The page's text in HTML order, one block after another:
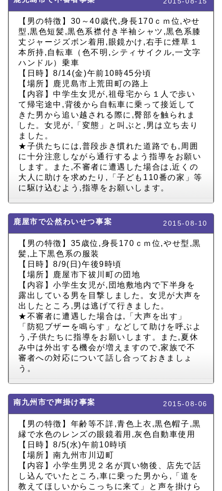
【男の特徴】30～40歳代,身長170ｃｍ位,やせ
型,黒色短髪,黒色系襟付き半袖シャツ,黒色系膝
丈ジャージズボン着用,眼鏡かけ,右手に煙草１
本所持,自転車（色不明,シティサイクル,一文字
ハンドル）乗車
【日時】8/14(金)午前10時45分頃
【場所】鹿児島市上荒田町の路上
【内容】中学生女児が,祖母宅から１人で歩い
て帰宅途中,背後から自転車に乗って接近して
きた男から追い越される際に,臀部を触られま
した。女児が,「変態」と叫ぶと,男は立ち去り
ました。
★子供たちには,普段歩き慣れた道路でも,周囲
に十分注意しながら通行するよう指導をお願い
します。また,不審者に遭遇した場合は,近くの
大人に助けを求めたり,「子ども110番の家」等
に駆け込むよう,指導をお願いします。
鹿屋市で公然わいせつ事案 2015-08-10
【男の特徴】35歳位,身長170ｃｍ位,やせ型,黒
髪,上下黒色系の服装
【日時】8/9(日)午後9時頃
【場所】鹿屋市下祓川町の団地
【内容】小学生女児が,団地敷地内で下半身を
露出している男を目撃しました。女児が大声を
出したところ,男は逃げて行きました。
★不審者に遭遇した場合は,「大声を出す」
「防犯ブザーを鳴らす」などして助けを呼ぶよ
う,子供たちに指導をお願いします。また,夏休
み中は外出する機会が増えますので,家族で不
審者への対応について話し合っておきましょ
う。
南九州市で声掛け事案 2015-08-06
【男の特徴】年齢等不詳,青色上衣,黒色帽子,黒
縁で水色のレンズの眼鏡着用,灰色自動車使用
【日時】8/5(水)午前10時頃
【場所】南九州市川辺町
【内容】小学生男児２名が買い物後、店先で話
し込んでいたところ,車に乗った男から,「道を
教えてほしいからこっちに来て」と声を掛けら